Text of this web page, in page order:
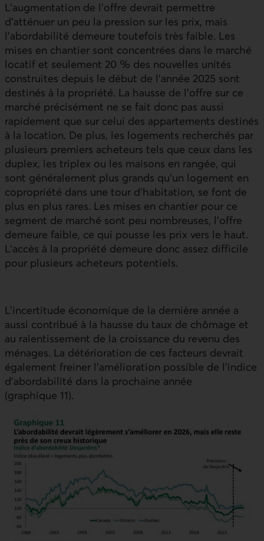
L’augmentation de l’offre devrait permettre
d’atténuer un peu la pression sur les prix, mais
l’abordabilité demeure toutefois très faible. Les
mises en chantier sont concentrées dans le marché
locatif et seulement 20 % des nouvelles unités
construites depuis le début de l’année 2025 sont
destinés à la propriété. La hausse de l’offre sur ce
marché précisément ne se fait donc pas aussi
rapidement que sur celui des appartements destinés
à la location. De plus, les logements recherchés par
plusieurs premiers acheteurs tels que ceux dans les
duplex, les triplex ou les maisons en rangée, qui
sont généralement plus grands qu’un logement en
copropriété dans une tour d’habitation, se font de
plus en plus rares. Les mises en chantier pour ce
segment de marché sont peu nombreuses, l’offre
demeure faible, ce qui pousse les prix vers le haut.
L’accès à la propriété demeure donc assez difficile
pour plusieurs acheteurs potentiels.
L’incertitude économique de la dernière année a
aussi contribué à la hausse du taux de chômage et
au ralentissement de la croissance du revenu des
ménages. La détérioration de ces facteurs devrait
également freiner l’amélioration possible de l’indice
d’abordabilité dans la prochaine année
(graphique 11).